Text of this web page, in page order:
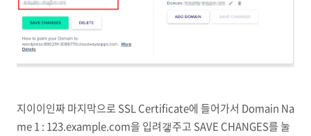
지이이인짜 마지막으로 SSL Certificate에 들어가서 Domain Na
me 1 : 123.example.com을 입려갷주고 SAVE CHANGES를 눌